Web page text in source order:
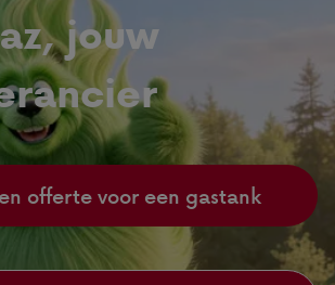
jouw
offerte voor een gastank